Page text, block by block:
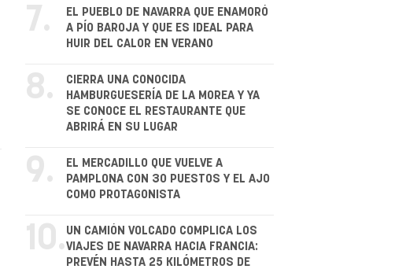
7.
EL PUEBLO DE NAVARRA QUE ENAMORÓ
A PÍO BAROJA Y QUE ES IDEAL PARA
HUIR DEL CALOR EN VERANO
8.
CIERRA UNA CONOCIDA
HAMBURGUESERÍA DE LA MOREA Y YA
SE CONOCE EL RESTAURANTE QUE
ABRIRÁ EN SU LUGAR
9.
EL MERCADILLO QUE VUELVE A
PAMPLONA CON 30 PUESTOS Y EL AJO
COMO PROTAGONISTA
10. UN CAMIÓN VOLCADO COMPLICA LOS
VIAJES DE NAVARRA HACIA FRANCIA:
PREVÉN HASTA 25 KILÓMETROS DE